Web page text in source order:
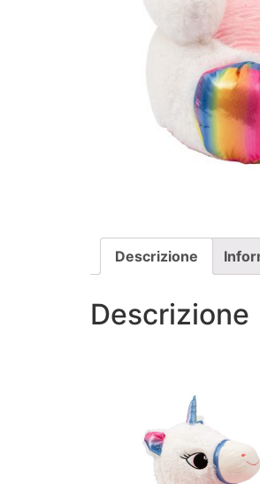
Descrizione
Descrizione